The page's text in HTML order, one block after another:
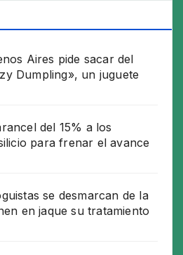
Aires pide sacar del
Dumpling», un juguete
del 15% a los
para frenar el avance
se desmarcan de la
en jaque su tratamiento